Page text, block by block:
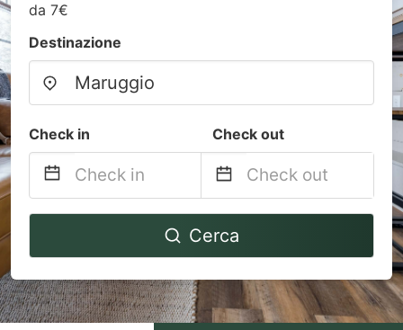
da 7€
Destinazione
Check in Check out
Navigate
to
interact
with
Navigate
to
interact
with
Cerca